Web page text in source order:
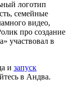
логотип
семейные
видео,
про создание
участвовал в
и запуск
в Андва.